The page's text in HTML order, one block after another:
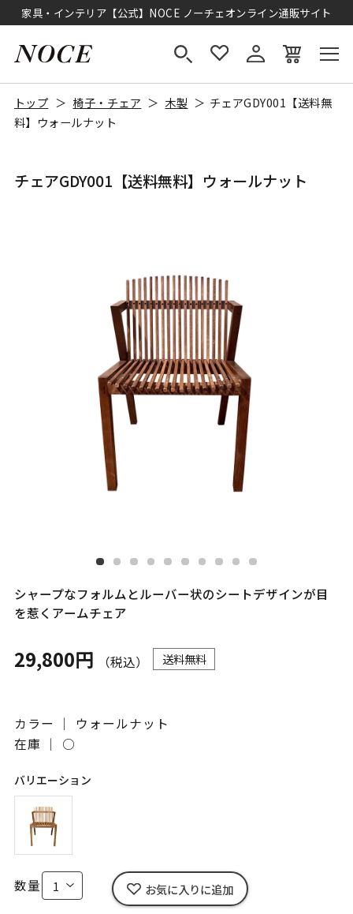
家具・インテリア【公式】NOCE ノーチェオンライン通販サイト
トップ 椅子・チェア 木製
チェアGDY001【送料無
料】ウォールナット
チェアGDY001【送料無料】ウォールナット
シャープなフォルムとルーバー状のシートデザインが目
を惹くアームチェア
29,800円 （税込） 送料無料
カラー ｜ ウォールナット
在庫 ｜ ○
バリエーション
数量 お気に入りに追加